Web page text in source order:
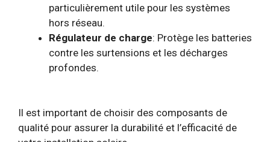
particulièrement utile pour les systèmes
hors réseau.
Régulateur de charge: Protège les batteries
contre les surtensions et les décharges
profondes.
Il est important de choisir des composants de
qualité pour assurer la durabilité et l’efficacité de